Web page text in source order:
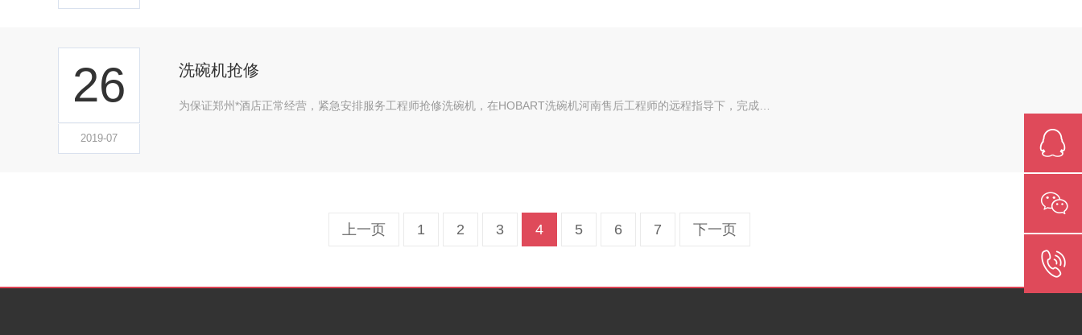
26
2019-07
洗碗机抢修
为保证郑州*酒店正常经营，紧急安排服务工程师抢修洗碗机，在HOBART洗碗机河南售后工程师的远程指导下，完成…
上一页 1 2 3 4 5 6 7 下一页